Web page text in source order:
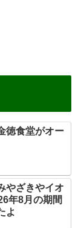
徳食堂がオー
やざきやイオ
年8月の期間
よ